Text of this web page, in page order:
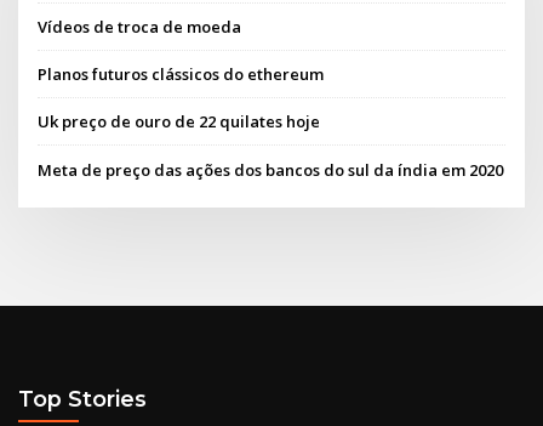
Vídeos de troca de moeda
Planos futuros clássicos do ethereum
Uk preço de ouro de 22 quilates hoje
Meta de preço das ações dos bancos do sul da índia em 2020
Top Stories